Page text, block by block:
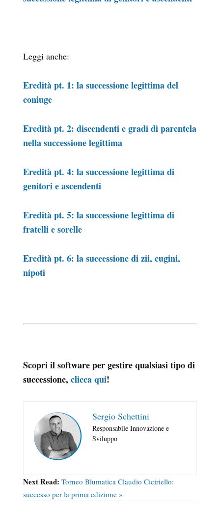
Leggi anche:
Eredità pt. 1: la successione legittima del
coniuge
Eredità pt. 2: discendenti e gradi di parentela
nella successione legittima
Eredità pt. 4: la successione legittima di
genitori e ascendenti
Eredità pt. 5: la successione legittima di
fratelli e sorelle
Eredità pt. 6: la successione di zii, cugini,
nipoti
Scopri il software per gestire qualsiasi tipo di
successione, clicca qui!
Sergio Schettini
Responsabile Innovazione e
Sviluppo
Next Read: Torneo Blumatica Claudio Ciciriello:
successo per la prima edizione »